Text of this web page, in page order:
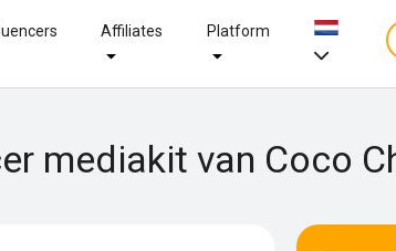
Affiliates Platform
mediakit van Coco